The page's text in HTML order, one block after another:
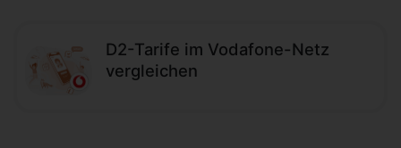
D2-Tarife im Vodafone-Netz
vergleichen